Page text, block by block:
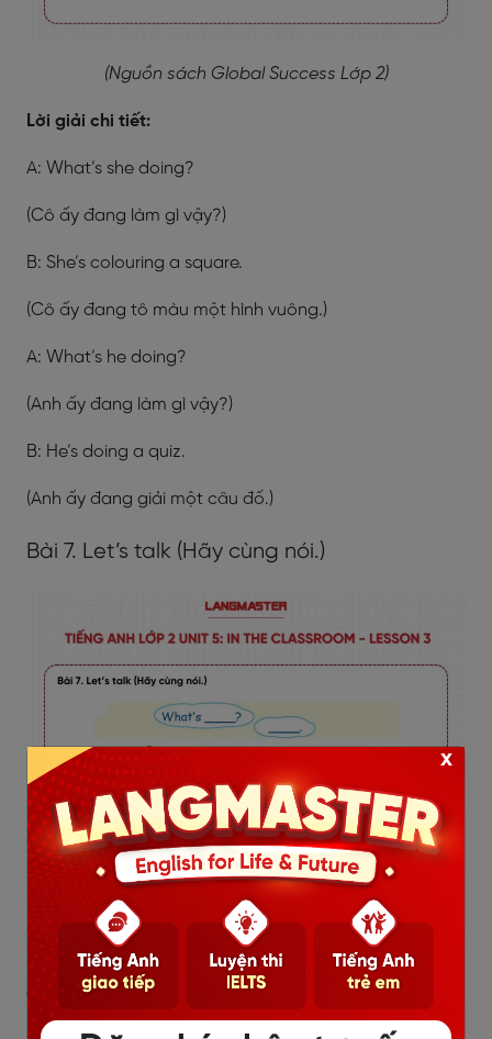
(Nguồn sách Global Success Lớp 2)
Lời giải chi tiết:
A: What’s she doing?
(Cô ấy đang làm gì vậy?)
B: She’s colouring a square.
(Cô ấy đang tô màu một hình vuông.)
A: What’s he doing?
(Anh ấy đang làm gì vậy?)
B: He’s doing a quiz.
(Anh ấy đang giải một câu đố.)
Bài 7. Let’s talk (Hãy cùng nói.)
(Nguồn sách Global Success Lớp 2)
Lời giải chi tiết:
a.
x